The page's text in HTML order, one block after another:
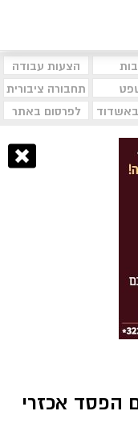
הצעות עבודה
תחבורה ציבורית
באשדוד לפרסום באתר
הפסד אכזרי